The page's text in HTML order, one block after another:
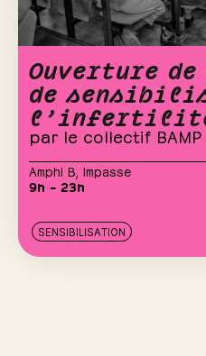
Ouverture
de
par le collectif BAMP
Amphi B Impasse
9h – 23h
SENSIBILISATION